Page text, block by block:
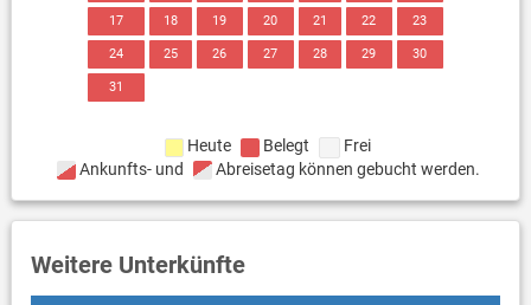
17 18 19 20 21 22 23
24 25 26 27 28 29 30
31
Heute Belegt
Frei
Ankunfts- und
Abreisetag können gebucht werden.
Weitere Unterkünfte